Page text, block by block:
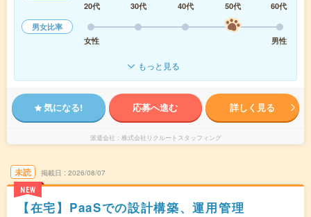
20代
30代 40代 50代
60代
男女比率
女性
男性
もっと見る
気になる! 応募へ進む 詳しく見る
派遣会社 株式会社リクルートスタッフィング
未読
NEW
掲載日 2026/08/07
【在宅】PaaSでの設計構築、運用管理